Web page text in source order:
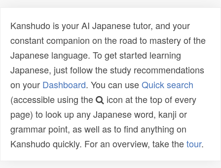
Kanshudo is your AI Japanese tutor, and your
constant companion on the road to mastery of the
Japanese language. To get started learning
Japanese, just follow the study recommendations
on your Dashboard. You can useQuick search
(accessible using the
icon at the top of every
page) to look up any Japanese word, kanji or
grammar point, as well as to find anything on
Kanshudo quickly. For an overview, take thetour.